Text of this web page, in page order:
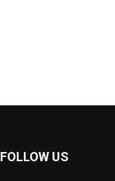
FOLLOW US